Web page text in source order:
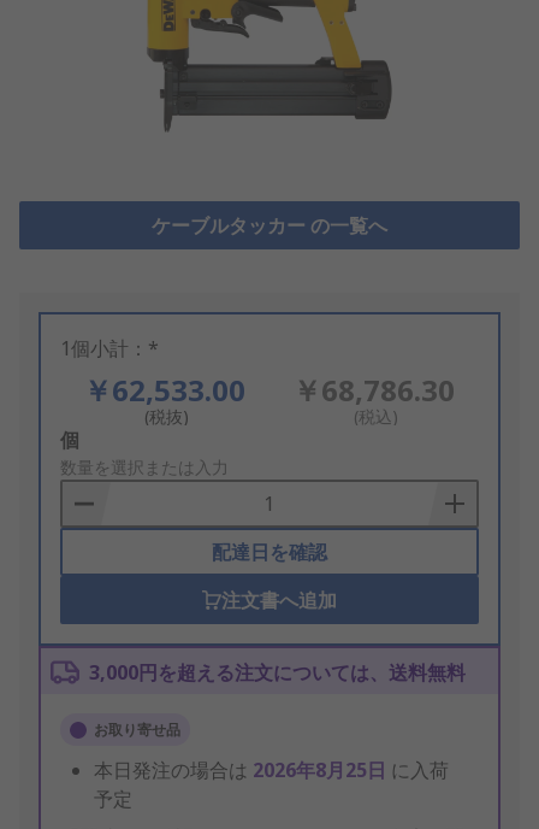
ケーブルタッカー の一覧へ
1個小計：*
￥62,533.00
(税抜)
￥68,786.30
(税込)
Add
to
Basket
個
数量を選択または入力
配達日を確認
注文書へ追加
3,000円を超える注文については、送料無料
お取り寄せ品
本日発注の場合は 2026年8月25日 に入荷
予定